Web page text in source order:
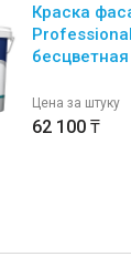
Краска
Цена за штуку
62 100 ₸